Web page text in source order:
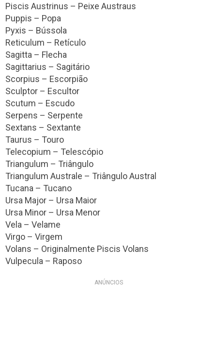
Piscis Austrinus – Peixe Austraus
Puppis – Popa
Pyxis – Bússola
Reticulum – Retículo
Sagitta – Flecha
Sagittarius – Sagitário
Scorpius – Escorpião
Sculptor – Escultor
Scutum – Escudo
Serpens – Serpente
Sextans – Sextante
Taurus – Touro
Telecopium – Telescópio
Triangulum – Triângulo
Triangulum Australe – Triângulo Austral
Tucana – Tucano
Ursa Major – Ursa Maior
Ursa Minor – Ursa Menor
Vela – Velame
Virgo – Virgem
Volans – Originalmente Piscis Volans
Vulpecula – Raposo
ANÚNCIOS